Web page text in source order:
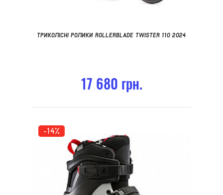
ТРИКОЛІСНІ РОЛИКИ ROLLERBLADE TWISTER 110 2024
17 680 грн.
-14%